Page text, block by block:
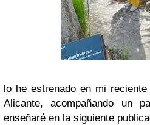
lo he estrenado en mi
Alicante, acompañando un
enseñaré en la siguiente